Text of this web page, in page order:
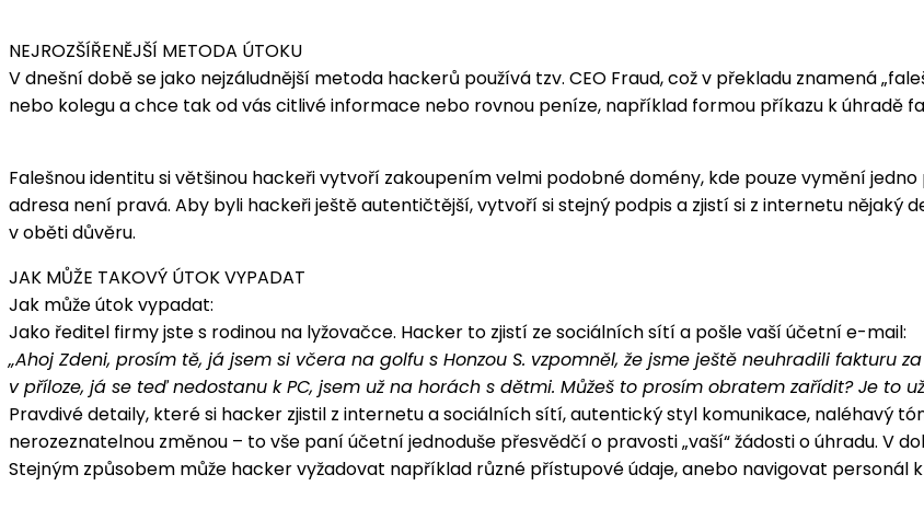
NEJROZŠÍŘENĚJŠÍ METODA ÚTOKU
V dnešní době se jako nejzáludnější metoda hackerů používá tzv. CEO Fraud, což v překladu znamená
nebo kolegu a chce tak od vás citlivé informace nebo rovnou peníze, například formou příkazu k úhradě
Falešnou identitu si většinou hackeři vytvoří zakoupením velmi podobné domény, kde pouze vymění
adresa není pravá. Aby byli hackeři ještě autentičtější, vytvoří si stejný podpis a zjistí si z internetu
v oběti důvěru.
JAK MŮŽE TAKOVÝ ÚTOK VYPADAT
Jak může útok vypadat:
Jako ředitel firmy jste s rodinou na lyžovačce. Hacker to zjistí ze sociálních sítí a pošle vaší účetní e-mail:
„Ahoj Zdeni, prosím tě, já jsem si včera na golfu s Honzou S. vzpomněl, že jsme ještě neuhradili fakturu
v příloze, já se teď nedostanu k PC, jsem už na horách s dětmi. Můžeš to prosím obratem zařídit? Je to
Pravdivé detaily, které si hacker zjistil z internetu a sociálních sítí, autentický styl komunikace, naléhavý
nerozeznatelnou změnou – to vše paní účetní jednoduše přesvědčí o pravosti „vaší“ žádosti o úhradu. V
Stejným způsobem může hacker vyžadovat například různé přístupové údaje, anebo navigovat personál